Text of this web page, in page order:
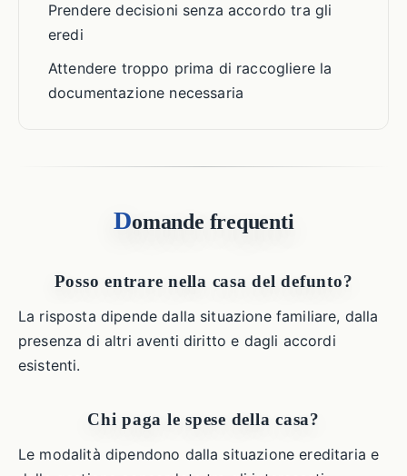
Prendere decisioni senza accordo tra gli
eredi
Attendere troppo prima di raccogliere la
documentazione necessaria
Domande frequenti
Posso entrare nella casa del defunto?
La risposta dipende dalla situazione familiare, dalla
presenza di altri aventi diritto e dagli accordi
esistenti.
Chi paga le spese della casa?
Le modalità dipendono dalla situazione ereditaria e